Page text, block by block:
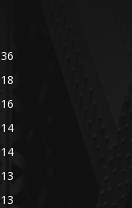
36
18
16
14
14
13
13